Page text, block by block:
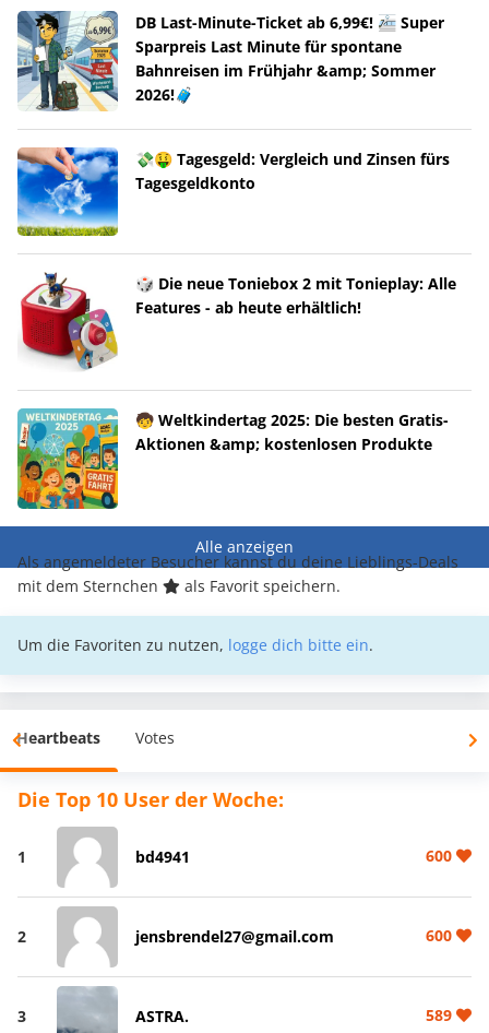
DB Last-Minute-Ticket ab 6,99€! 🚈 Super
Sparpreis Last Minute für spontane
Bahnreisen im Frühjahr &amp; Sommer
2026!🧳
💸🤑 Tagesgeld: Vergleich und Zinsen fürs
Tagesgeldkonto
🎲 Die neue Toniebox 2 mit Tonieplay: Alle
Features - ab heute erhältlich!
🧒 Weltkindertag 2025: Die besten Gratis-
Aktionen &amp; kostenlosen Produkte
Alle anzeigen
Als angemeldeter Besucher kannst du deine Lieblings-Deals
mit dem Sternchen
als Favorit speichern.
Um die Favoriten zu nutzen, logge dich bitte ein.
Heartbeats Votes
Die Top 10 User der Woche:
1 bd4941 600
2 jensbrendel27@gmail.com 600
3 ASTRA. 589